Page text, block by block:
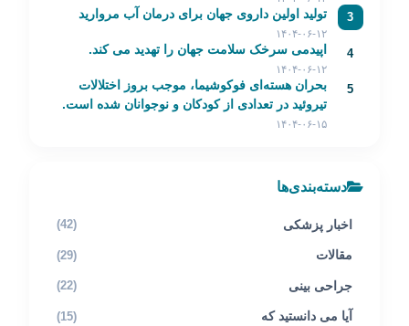
3 تولید اولین داروی جهان برای درمان آب مروارید
۱۴۰۴-۰۶-۱۲
4 اپیدمی سرخک سلامت جهان را تهدید می کند.
۱۴۰۴-۰۶-۱۲
5
بحران هسته‌ای فوکوشیما، موجب بروز اختلالات
تیروئید در تعدادی از کودکان و نوجوانان شده است.
۱۴۰۴-۰۶-۱۵
دسته‌بندی‌ها
اخبار پزشکی (42)
مقالات (29)
جراحی بینی (22)
آیا می دانستید که (15)